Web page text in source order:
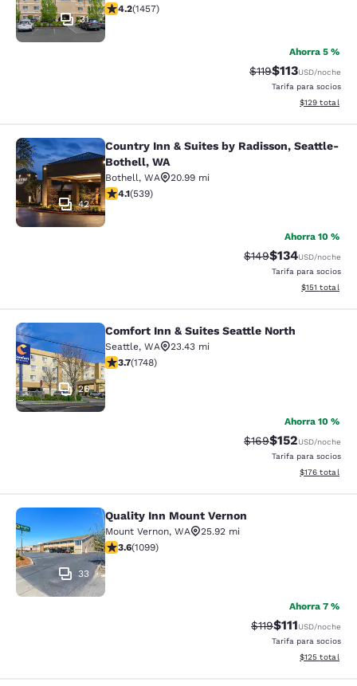
31
calificación de 4.17 estrellas. Muy bueno. 1457 reseñas
4.2(1457)
Ahorra 5 %
Precio tachado:
$119Precio con
$113USD/noche
Tarifa para socios
Ver detalles
$129 total
Country Inn & Suites by Radisson,
42
Country Inn & Suites by Radisson, Seattle-
Bothell, WA
Bothell, WA
20.99 mi
calificación de 4.09 estrellas. Muy bueno. 539 reseñas
4.1(539)
Ahorra 10 %
Precio tachado:
$149Precio con
$134USD/noche
Tarifa para socios
Ver detalles
$151 total
Comfort Inn & Suites Seattle North
26
Comfort Inn & Suites Seattle North
Seattle, WA
23.43 mi
calificación de 3.74 estrellas. Bueno. 1748 reseñas
3.7(1748)
Ahorra 10 %
Precio tachado:
$169Precio con
$152USD/noche
Tarifa para socios
Ver detalles
$176 total
Quality Inn Mount Vernon
33
Quality Inn Mount Vernon
Mount Vernon, WA
25.92 mi
calificación de 3.6 estrellas. Bueno. 1099 reseñas
3.6(1099)
Ahorra 7 %
Precio tachado:
$119Precio con
$111USD/noche
Tarifa para socios
Ver detalles
$125 total